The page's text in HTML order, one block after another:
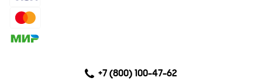
+7 (800) 100-47-62